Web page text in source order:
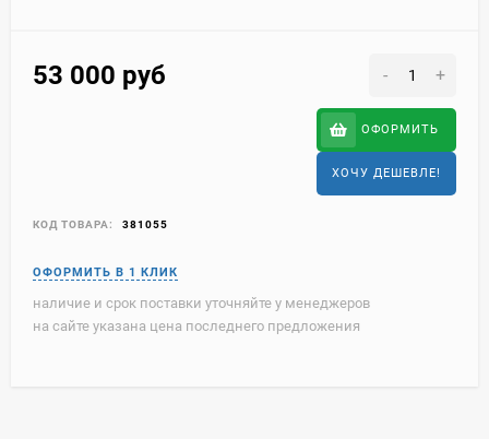
53 000 руб - +
ОФОРМИТЬ
ХОЧУ ДЕШЕВЛЕ!
КОД ТОВАРА: 381055
наличие и срок поставки уточняйте у менеджеров
на сайте указана цена последнего предложения